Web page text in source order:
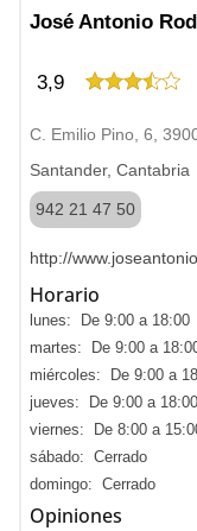
José Antonio
3,9
C. Emilio Pino, 6,
Santander, Cantabria
942 21 47 50
http://
Horario
lunes: De 9:00 a 18:00
martes: De 9:00 a
miércoles: De 9:00 a
jueves: De 9:00 a 18:00
viernes: De 8:00 a
sábado: Cerrado
domingo: Cerrado
Opiniones